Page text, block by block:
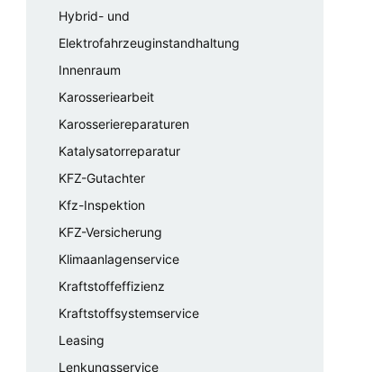
Hybrid- und
Elektrofahrzeuginstandhaltung
Innenraum
Karosseriearbeit
Karosseriereparaturen
Katalysatorreparatur
KFZ-Gutachter
Kfz-Inspektion
KFZ-Versicherung
Klimaanlagenservice
Kraftstoffeffizienz
Kraftstoffsystemservice
Leasing
Lenkungsservice